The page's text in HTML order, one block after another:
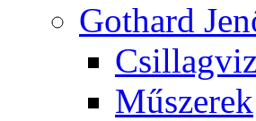
Got­hard
Mű­sze­rek